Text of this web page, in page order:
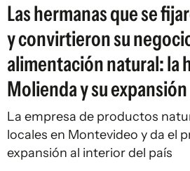
Las hermanas que se
y convirtieron su
alimentación natural: la
Molienda y su
La empresa de productos
locales en Montevideo y da el
expansión al interior del país